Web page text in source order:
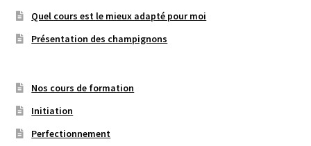
Quel cours est le mieux adapté pour moi
Présentation des champignons
Nos cours de formation
Initiation
Perfectionnement